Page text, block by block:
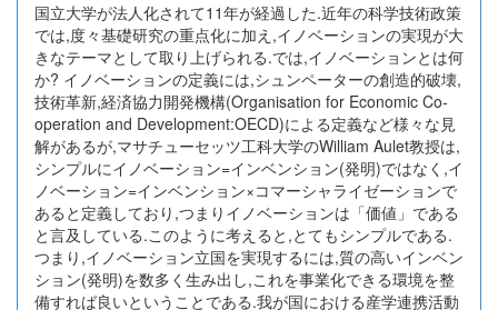
国立大学が法人化されて11年が経過した.近年の科学技術政策
では,度々基礎研究の重点化に加え,イノベーションの実現が大
きなテーマとして取り上げられる.では,イノベーションとは何
か? イノベーションの定義には,シュンペーターの創造的破壊,
技術革新,経済協力開発機構(Organisation for Economic Co-
operation and Development:OECD)による定義など様々な見
解があるが,マサチューセッツ工科大学のWilliam Aulet教授は,
シンプルにイノベーション=インベンション(発明)ではなく,イ
ノベーション=インベンション×コマーシャライゼーションで
あると定義しており,つまりイノベーションは「価値」である
と言及している.このように考えると,とてもシンプルである.
つまり,イノベーション立国を実現するには,質の高いインベン
ション(発明)を数多く生み出し,これを事業化できる環境を整
備すれば良いということである.我が国における産学連携活動